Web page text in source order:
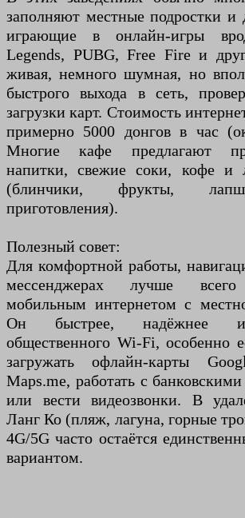
заполняют местные подростки и
играющие в онлайн-игры
Legends, PUBG, Free Fire и
живая, немного шумная, но
быстрого выхода в сеть,
загрузки карт. Стоимость
примерно 5000 донгов в час
Многие кафе предлагают
напитки, свежие соки, кофе и
(блинчики, фрукты,
приготовления).
Полезный совет:
Для комфортной работы,
мессенджерах лучше всего
мобильным интернетом с
Он быстрее, надёжнее и
общественного Wi-Fi, особенно
загружать офлайн-карты
Maps.me, работать с
или вести видеозвонки. В
Ланг Ко (пляж, лагуна, горные
4G/5G часто остаётся
вариантом.